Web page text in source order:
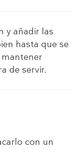
y añadir las
hasta que se
de servir.
con un